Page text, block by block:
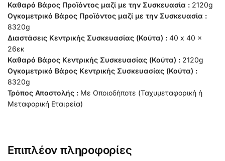
Καθαρό Βάρος Προϊόντος μαζί με την Συσκευασία : 2120g
Ογκομετρικό Βάρος Προϊόντος μαζί με την Συσκευασία :
8320g
Διαστάσεις Κεντρικής Συσκευασίας (Κούτα) : 40 x 40 x
26εκ
Καθαρό Βάρος Κεντρικής Συσκευασίας (Κούτα) : 2120g
Ογκομετρικό Βάρος Κεντρικής Συσκευασίας (Κούτα) :
8320g
Τρόπος Αποστολής : Με Οποιοδήποτε (Ταχυμεταφορική ή
Μεταφορική Εταιρεία)
Επιπλέον πληροφορίες